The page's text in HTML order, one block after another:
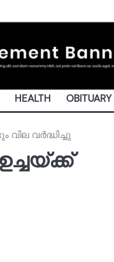
HEALTH OBITUARY
വർദ്ധിച്ചു